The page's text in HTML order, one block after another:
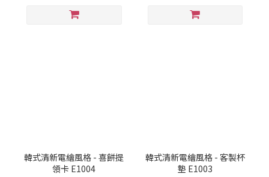
韓式清新電繪風格 - 喜餅提
領卡 E1004
韓式清新電繪風格 - 客製杯
墊 E1003